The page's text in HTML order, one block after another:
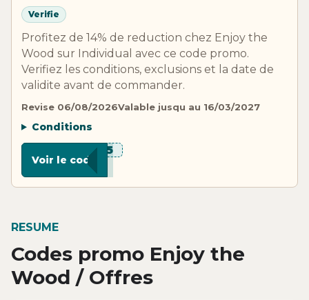
Verifie
Profitez de 14% de reduction chez Enjoy the
Wood sur Individual avec ce code promo.
Verifiez les conditions, exclusions et la date de
validite avant de commander.
Revise 06/08/2026Valable jusqu au 16/03/2027
Conditions
***D15
Voir le code
RESUME
Codes promo Enjoy the
Wood / Offres